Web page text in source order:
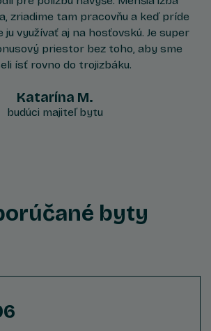
zriadime tam pracovňu a keď príde
ju využívať aj na hosťovskú. Je super
priestor bez toho, aby sme
ísť rovno do trojizbáku.
Katarína M.
budúci majiteľ bytu
byty